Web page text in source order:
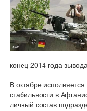
конец 2014 года
В октябре
стабильности в
личный состав